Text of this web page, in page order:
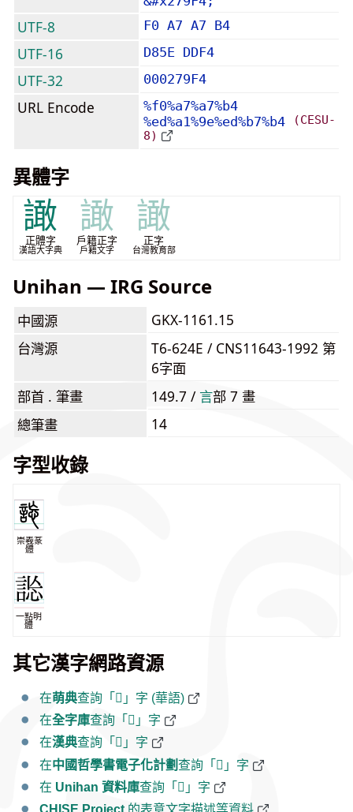
UTF-8 F0 A7 A7 B4
UTF-16 D85E DDF4
UTF-32 000279F4
URL Encode
%f0%a7%a7%b4
%ed%a1%9e%ed%b7%b4
(CESU-
8)
異體字
譀
正體字
漢語大字典
譀
戶籍正字
戶籍文字
譀
正字
台灣教育部
Unihan — IRG Source
中國源
GKX-1161.15
台灣源
T6-624E / CNS11643-1992 第
6字面
部首 . 筆畫
149.7 / ⾔部 7 畫
總筆畫
14
字型收錄
崇羲篆
體
一點明
體
其它漢字網路資源
在萌典查詢「𧧴」字 (華語)
在全字庫查詢「𧧴」字
在漢典查詢「𧧴」字
在中國哲學書電子化計劃查詢「𧧴」字
在 Unihan 資料庫查詢「𧧴」字
CHISE Project 的表意文字描述等資料